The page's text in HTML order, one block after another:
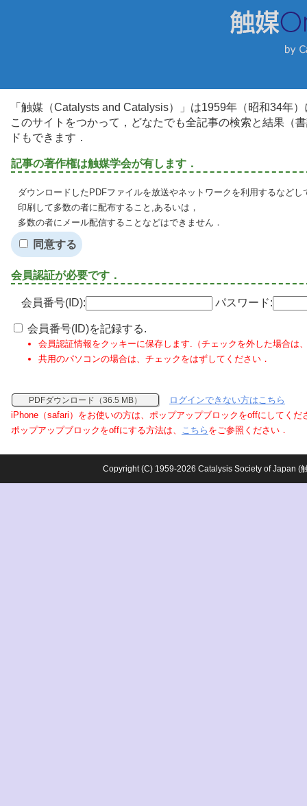
「触媒（Catalysts and Catalysis）」は1959年（昭和34年
このサイトをつかって，どなたでも全記事の検索と結果（
ドもできます．
記事の著作権は触媒学会が有します．
ダウンロードしたPDFファイルを放送やネットワークを利用するなど
印刷して多数の者に配布すること,あるいは，
多数の者にメール配信することなどはできません．
同意する
会員認証が必要です．
会員番号(ID): パスワード:
会員番号(ID)を記録する.
会員認証情報をクッキーに保存します.（チェックを外した場合は
共用のパソコンの場合は、チェックをはずしてください．
PDFダウンロード（36.5 MB）
ログインできない方はこちら
iPhone（safari）をお使いの方は、ポップアップブロックをoffにしてくだ
ポップアップブロックをoffにする方法は、 こちら をご参照ください．
Copyright (C) 1959-2026 Catalysis Society of Japan (